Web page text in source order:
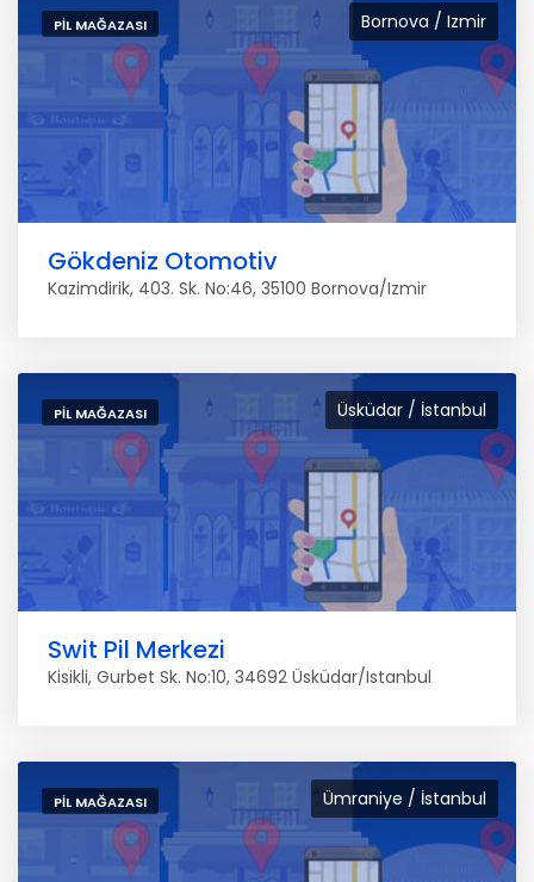
Bornova / Izmir
PIL MAĞAZASI
Gökdeniz Otomotiv
Kazimdirik, 403. Sk. No:46, 35100 Bornova/Izmir
Üsküdar / İstanbul
PIL MAĞAZASI
Swit Pil Merkezi
Kisikli, Gurbet Sk. No:10, 34692 Üsküdar/Istanbul
Ümraniye / İstanbul
PIL MAĞAZASI